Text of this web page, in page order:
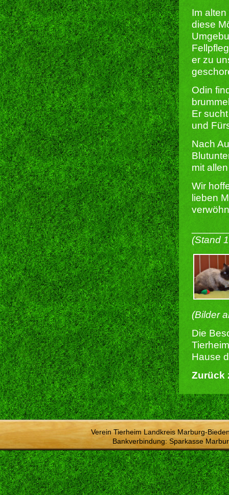
Im
diese
er zu
Odin
Er
und
Nach
mit
Wir
lieben
(Stand
(Bilder
Die
Hause
Zurück
Verein Tierheim Landkreis Marburg-
Bankverbindung: Sparkasse